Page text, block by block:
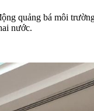
quảng bá môi
nước.